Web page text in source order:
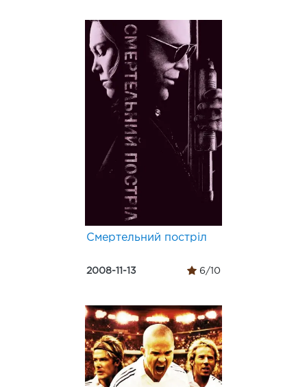
Смертельний постріл
2008-11-13 6/10